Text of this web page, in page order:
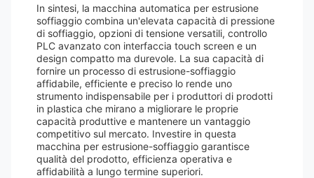
In sintesi, la macchina automatica per estrusione
soffiaggio combina un'elevata capacità di pressione
di soffiaggio, opzioni di tensione versatili, controllo
PLC avanzato con interfaccia touch screen e un
design compatto ma durevole. La sua capacità di
fornire un processo di estrusione-soffiaggio
affidabile, efficiente e preciso lo rende uno
strumento indispensabile per i produttori di prodotti
in plastica che mirano a migliorare le proprie
capacità produttive e mantenere un vantaggio
competitivo sul mercato. Investire in questa
macchina per estrusione-soffiaggio garantisce
qualità del prodotto, efficienza operativa e
affidabilità a lungo termine superiori.